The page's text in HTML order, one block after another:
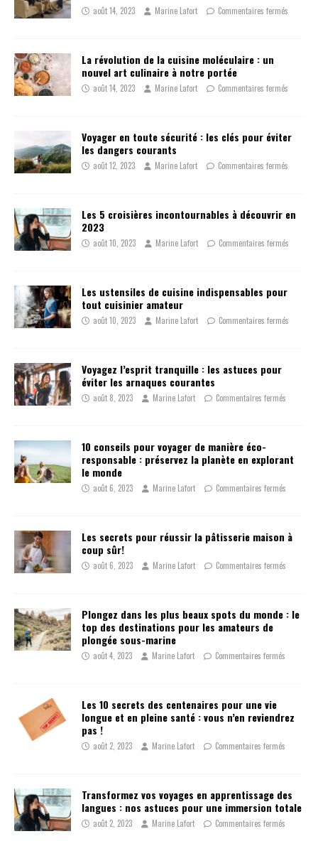
août 14, 2023 Marine Lafort Commentaires fermés
La révolution de la cuisine moléculaire : un
nouvel art culinaire à notre portée
août 14, 2023 Marine Lafort Commentaires fermés
Voyager en toute sécurité : les clés pour éviter
les dangers courants
août 12, 2023 Marine Lafort Commentaires fermés
Les 5 croisières incontournables à découvrir en
2023
août 10, 2023 Marine Lafort Commentaires fermés
Les ustensiles de cuisine indispensables pour
tout cuisinier amateur
août 10, 2023 Marine Lafort Commentaires fermés
Voyagez l’esprit tranquille : les astuces pour
éviter les arnaques courantes
août 8, 2023 Marine Lafort Commentaires fermés
10 conseils pour voyager de manière éco-
responsable : préservez la planète en explorant
le monde
août 6, 2023 Marine Lafort Commentaires fermés
Les secrets pour réussir la pâtisserie maison à
coup sûr!
août 6, 2023 Marine Lafort Commentaires fermés
Plongez dans les plus beaux spots du monde : le
top des destinations pour les amateurs de
plongée sous-marine
août 4, 2023 Marine Lafort Commentaires fermés
Les 10 secrets des centenaires pour une vie
longue et en pleine santé : vous n’en reviendrez
pas !
août 2, 2023 Marine Lafort Commentaires fermés
Transformez vos voyages en apprentissage des
langues : nos astuces pour une immersion totale
août 2, 2023 Marine Lafort Commentaires fermés